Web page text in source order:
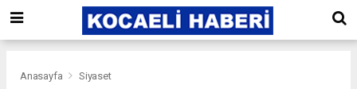
Anasayfa Siyaset